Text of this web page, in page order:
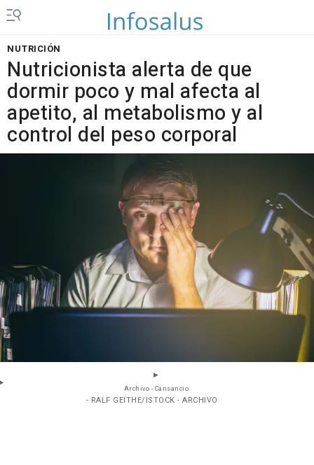
NUTRICIÓN
Nutricionista alerta de que
dormir poco y mal afecta al
apetito, al metabolismo y al
control del peso corporal
Archivo - Cansancio.
- RALF GEITHE/ISTOCK - ARCHIVO